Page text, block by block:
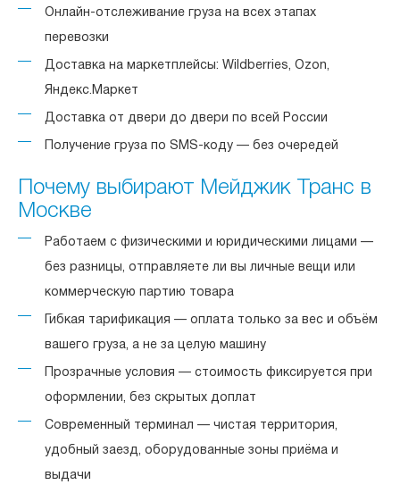
Онлайн-отслеживание груза на всех этапах
перевозки
Доставка на маркетплейсы: Wildberries, Ozon,
Яндекс.Маркет
Доставка от двери до двери по всей России
Получение груза по SMS-коду — без очередей
Почему выбирают Мейджик Транс в
Москве
Работаем с физическими и юридическими лицами —
без разницы, отправляете ли вы личные вещи или
коммерческую партию товара
Гибкая тарификация — оплата только за вес и объём
вашего груза, а не за целую машину
Прозрачные условия — стоимость фиксируется при
оформлении, без скрытых доплат
Современный терминал — чистая территория,
удобный заезд, оборудованные зоны приёма и
выдачи